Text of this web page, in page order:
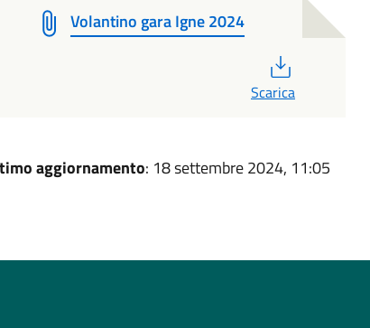
Volantino gara Igne 2024
Scarica
aggiornamento: 18 settembre 2024, 11:05